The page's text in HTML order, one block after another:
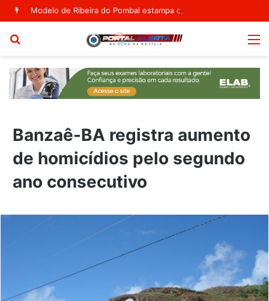
Banzaê-BA registra aumento
de homicídios pelo segundo
ano consecutivo